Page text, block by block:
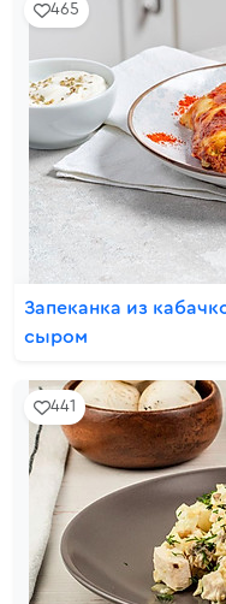
465
Запеканка из
сыром
441